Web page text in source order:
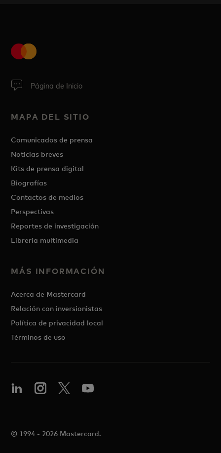
Página de Inicio
MAPA DEL SITIO
Comunicados de prensa
Noticias breves
Kits de prensa digital
Biografías
Contactos de medios
Perspectivas
Reportes de investigación
Librería multimedia
MÁS INFORMACIÓN
Acerca de Mastercard
Relación con inversionistas
Política de privacidad local
Términos de uso
© 1994 - 2026 Mastercard.